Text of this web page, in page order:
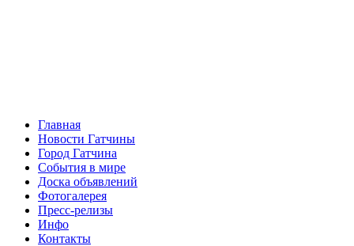
Главная
Новости Гатчины
Город Гатчина
События в мире
Доска объявлений
Фотогалерея
Пресс-релизы
Инфо
Контакты